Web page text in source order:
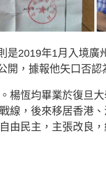
是2019年1月入境廣
，據報他矢口否認
楊恆均畢業於復旦
線，後來移居香港
由民主，主張改良